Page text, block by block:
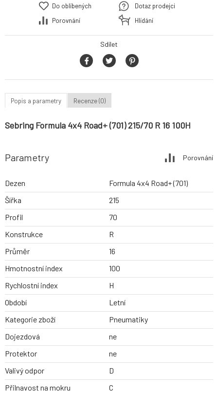
Do oblíbených
Porovnání
Dotaz prodejci
Hlídání
Sdílet
Popis a parametry Recenze (0)
Sebring Formula 4x4 Road+ (701) 215/70 R 16 100H
Parametry Porovnání
Dezen
Formula 4x4 Road+ (701)
Šířka
215
Profil
70
Konstrukce
R
Průměr
16
Hmotnostní index
100
Rychlostní index
H
Období
Letní
Kategorie zboží
Pneumatiky
Dojezdová
ne
Protektor
ne
Valivý odpor
D
Přilnavost na mokru
C